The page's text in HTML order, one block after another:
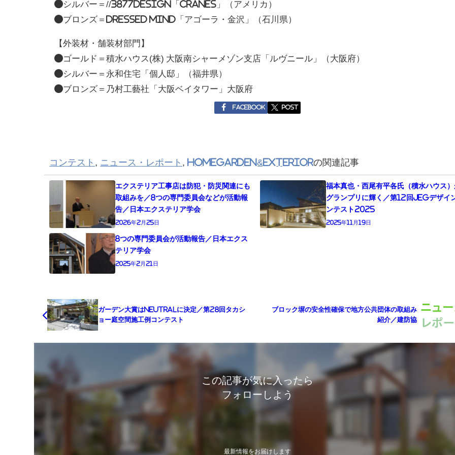
●シルバー＝//3877Design「CRANES」（アメリカ）
●ブロンズ＝DRESSED MIND「アゴーラ・金沢」（石川県）
【外装材・舗装材部門】
●ゴールド＝積水ハウス(株) 大阪南シャーメゾン支店「ルヴニール」（大阪府）
●シルバー＝永和住宅「個人邸」（福井県）
●ブロンズ＝乃村工藝社「大阪ベイタワー」大阪府
Facebook post
コンテスト , ニュース・レポート , HomeGarden&EXTERIORの関連記事
エクステリア工事店は防犯・防災関連にも
取組みを／8つの専門委員会などが活動報
告／日本エクステリア学会
2026年2月25日
福本真也・西尾有平各氏（積水ハウス
グランプリに輝く／第12回JEGデザイ
ンテスト2025
2025年11月19日
8つの専門委員会が活動報告／日本エクス
テリア学会
2025年2月21日
ガーデン大賞はneutralに決定／第28回タカシ
ョー庭空間施⼯例コンテスト
ブロック塀の安全性確保で地方公共団体の取組み
紹介／建防協
この記事が気に入ったら
フォローしよう
最新情報をお届けします